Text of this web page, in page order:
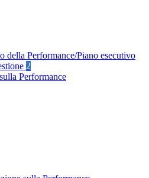
della Performance/Piano esecutivo
2
Performance